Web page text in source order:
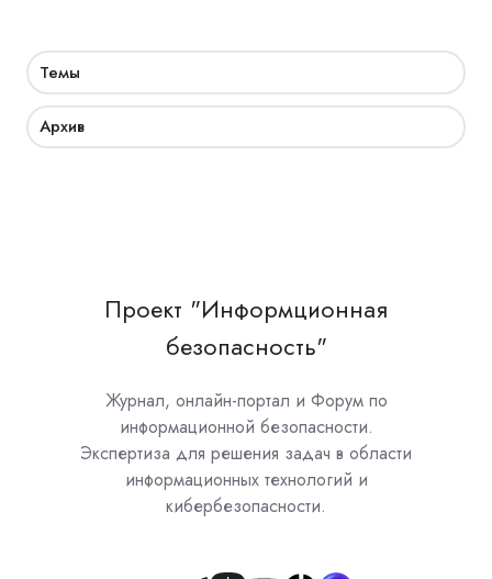
Темы
Архив
Проект "Информционная
безопасность"
Журнал, онлайн-портал и Форум по
информационной безопасности.
Экспертиза для решения задач в области
информационных технологий и
кибербезопасности.